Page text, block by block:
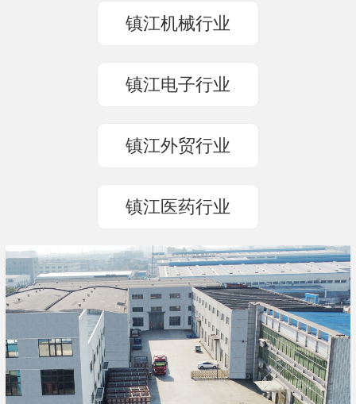
镇江机械行业
镇江电子行业
镇江外贸行业
镇江医药行业